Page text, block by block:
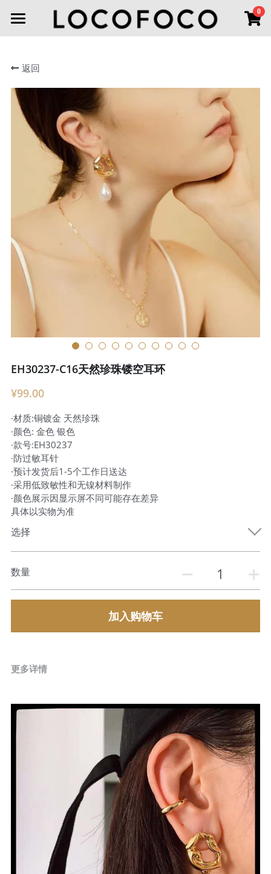
0
首页
首饰分类
耳环
项链
胸针
手链
联系我们
登录
搜索
微信小程序
返回
EH30237-C16天然珍珠镂空耳环
¥99.00
·材质:铜镀金 天然珍珠
·颜色: 金色 银色
·款号:EH30237
·防过敏耳针
·预计发货后1-5个工作日送达
·采用低致敏性和无镍材料制作
·颜色展示因显示屏不同可能存在差异
具体以实物为准
选择
数量
加入购物车
更多详情
×
商品分类
新品上市